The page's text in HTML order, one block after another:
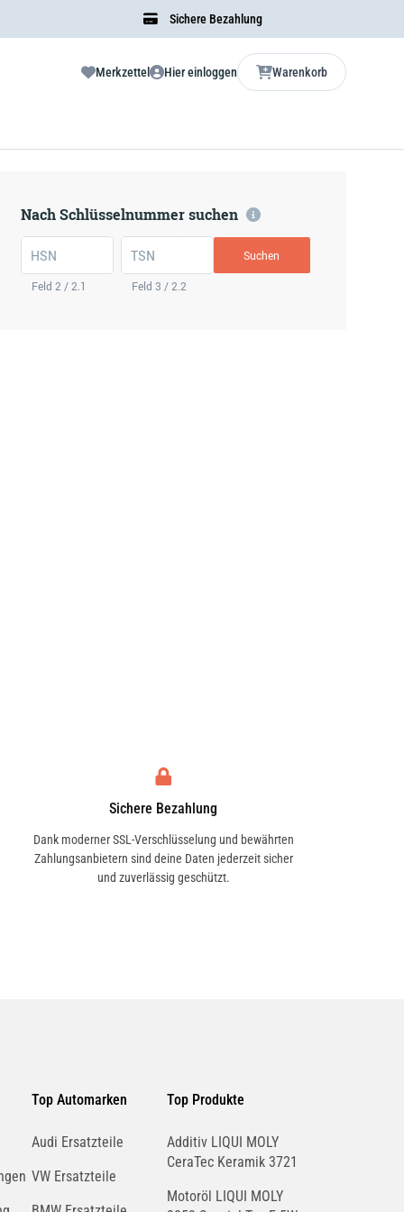
Sichere Bezahlung
Merkzettel Hier einloggen Warenkorb
Nach Schlüsselnummer suchen
HSN
Feld 2 / 2.1
TSN
Feld 3 / 2.2
Suchen
Sichere Bezahlung
Dank moderner SSL-Verschlüsselung und bewährten
Zahlungsanbietern sind deine Daten jederzeit sicher
und zuverlässig geschützt.
Top Automarken
Audi Ersatzteile
VW Ersatzteile
Top Produkte
Additiv LIQUI MOLY
CeraTec Keramik 3721
Motoröl LIQUI MOLY